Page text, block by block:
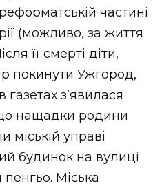
частині
(можливо, за життя
її смерті діти,
покинути Ужгород,
газетах з’явилася
нащадки родини
міській управі
будинок на вулиці
пенгьо. Міська